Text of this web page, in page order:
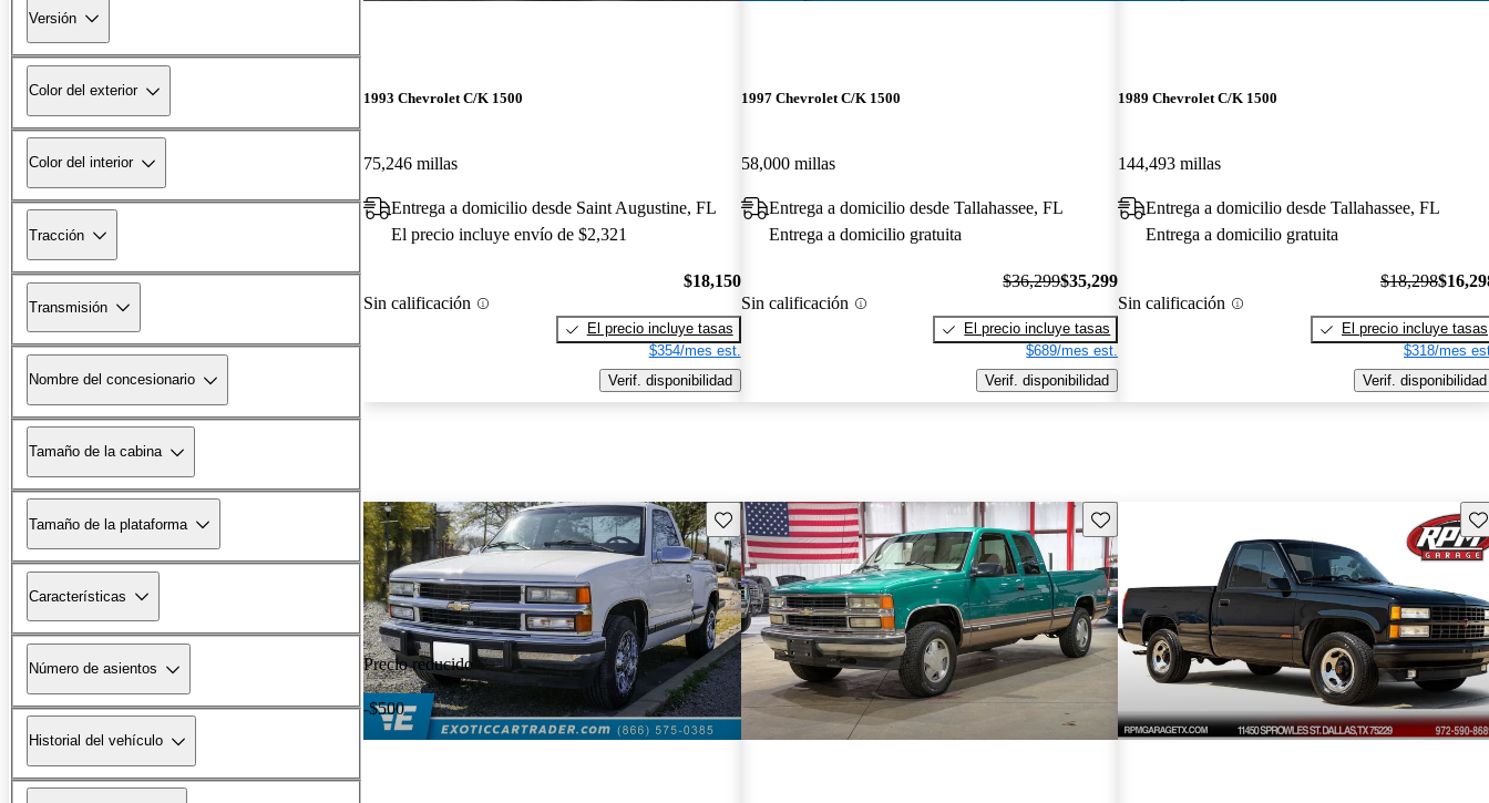
Versión
Color del exterior
Color del interior
Tracción
Transmisión
Nombre del concesionario
Tamaño de la cabina
Tamaño de la plataforma
Características
Número de asientos
Historial del vehículo
1993 Chevrolet C/K 1500
75,246 millas
Entrega a domicilio desde Saint Augustine, FL
El precio incluye envío de $2,321
Sin calificación
$18,150
El precio incluye tasas
$354/mes est.
Verif. disponibilidad
1997 Chevrolet C/K 1500
58,000 millas
Entrega a domicilio desde Tallahassee, FL
Entrega a domicilio gratuita
Sin calificación
$36,299$35,299
El precio incluye tasas
$689/mes est.
Verif. disponibilidad
1989 Chevrolet C/K 1500
144,493 millas
Entrega a domicilio desde Tallahassee, FL
Entrega a domicilio gratuita
Sin calificación
$18,298
El precio incluye tasas
$318/mes
Verif. disponibilidad
Precio reducido
-$500
Guarda este Aviso Guarda este Aviso